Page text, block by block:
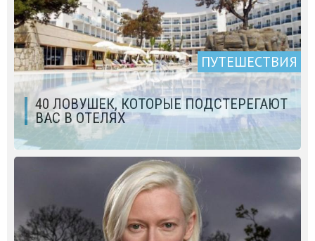
ПУТЕШЕСТВИЯ
40 ЛОВУШЕК, КОТОРЫЕ ПОДСТЕРЕГАЮТ
ВАС В ОТЕЛЯХ